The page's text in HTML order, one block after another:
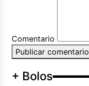
Comentario
Publicar comentario
+ Bolos